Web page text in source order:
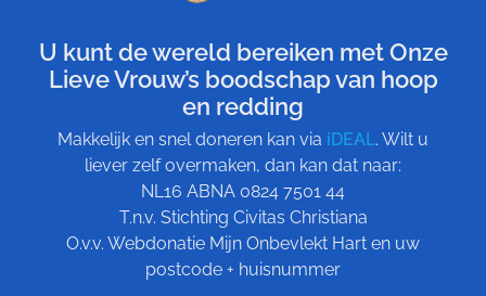
U kunt de wereld bereiken met Onze
Lieve Vrouw’s boodschap van hoop
en redding
Makkelijk en snel doneren kan via iDEAL. Wilt u
liever zelf overmaken, dan kan dat naar:
NL16 ABNA 0824 7501 44
T.n.v. Stichting Civitas Christiana
O.v.v. Webdonatie Mijn Onbevlekt Hart en uw
postcode + huisnummer